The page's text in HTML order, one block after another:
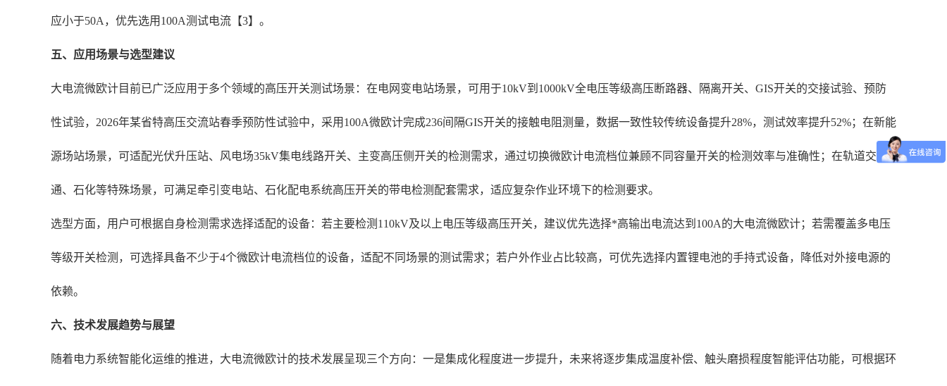
应小于50A，优先选用100A测试电流【3】。
五、应用场景与选型建议
大电流微欧计目前已广泛应用于多个领域的高压开关测试场景：在电网变电站场景，可用于10kV到1000kV全电压等级高压断路器、隔离开关、GIS开关的交接试验、预防
性试验，2026年某省特高压交流站春季预防性试验中，采用100A微欧计完成236间隔GIS开关的接触电阻测量，数据一致性较传统设备提升28%，测试效率提升52%；在新能
源场站场景，可适配光伏升压站、风电场35kV集电线路开关、主变高压侧开关的检测需求，通过切换微欧计电流档位兼顾不同容量开关的检测效率与准确性；在轨道交
通、石化等特殊场景，可满足牵引变电站、石化配电系统高压开关的带电检测配套需求，适应复杂作业环境下的检测要求。
选型方面，用户可根据自身检测需求选择适配的设备：若主要检测110kV及以上电压等级高压开关，建议优先选择*高输出电流达到100A的大电流微欧计；若需覆盖多电压
等级开关检测，可选择具备不少于4个微欧计电流档位的设备，适配不同场景的测试需求；若户外作业占比较高，可优先选择内置锂电池的手持式设备，降低对外接电源的
依赖。
六、技术发展趋势与展望
随着电力系统智能化运维的推进，大电流微欧计的技术发展呈现三个方向：一是集成化程度进一步提升，未来将逐步集成温度补偿、触头磨损程度智能评估功能，可根据环